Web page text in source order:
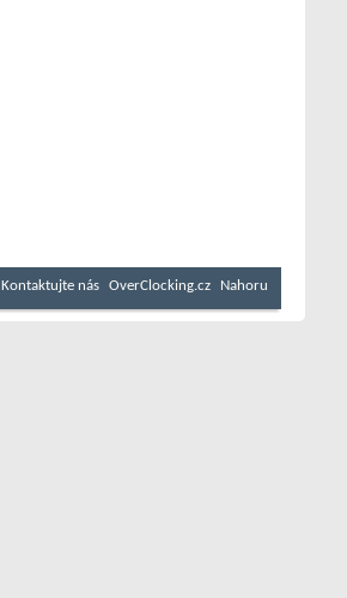
Kontaktujte nás OverClocking.cz Nahoru